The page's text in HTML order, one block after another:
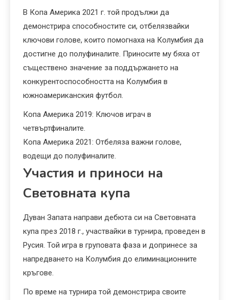
В Копа Америка 2021 г. той продължи да
демонстрира способностите си, отбелязвайки
ключови голове, които помогнаха на Колумбия да
достигне до полуфиналите. Приносите му бяха от
съществено значение за поддържането на
конкурентоспособността на Колумбия в
южноамериканския футбол.
Копа Америка 2019: Ключов играч в
четвъртфиналите.
Копа Америка 2021: Отбеляза важни голове,
водещи до полуфиналите.
Участия и приноси на
Световната купа
Дуван Запата направи дебюта си на Световната
купа през 2018 г., участвайки в турнира, проведен в
Русия. Той игра в груповата фаза и допринесе за
напредването на Колумбия до елиминационните
кръгове.
По време на турнира той демонстрира своите